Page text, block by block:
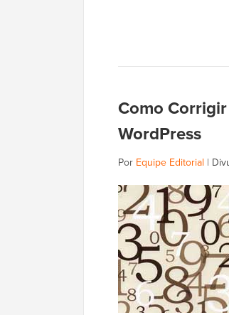
Como
WordPress
Por Equipe Editorial |